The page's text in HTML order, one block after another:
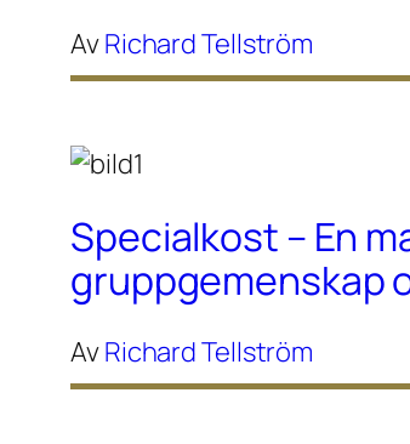
AvRichard Tellström
Specialkost – En
gruppgemenskap
AvRichard Tellström